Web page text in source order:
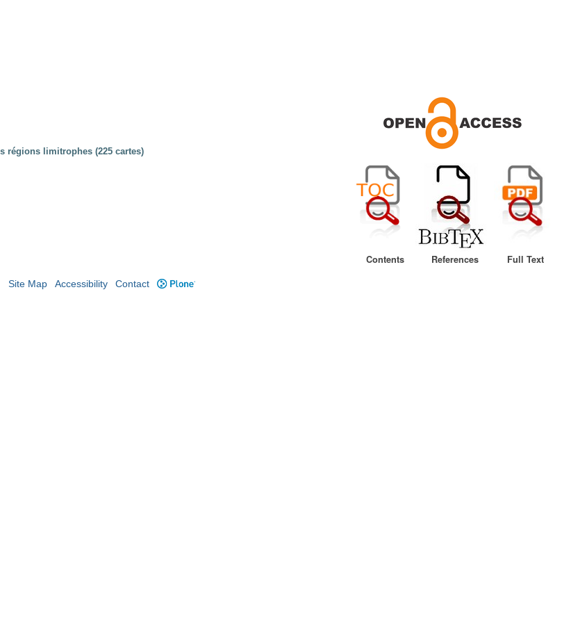
régions limitrophes (225 cartes)
Contents References Full Text
Site Map Accessibility Contact Plone